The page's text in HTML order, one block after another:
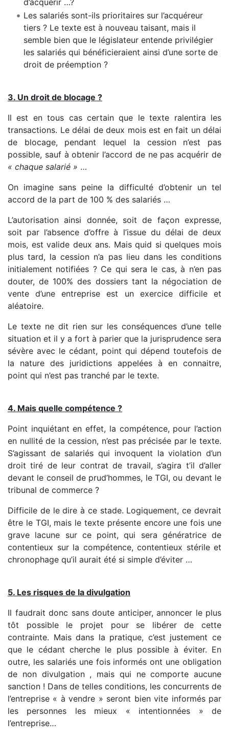
d’acquérir …?
Les salariés sont-ils prioritaires sur l’acquéreur
tiers ? Le texte est à nouveau taisant, mais il
semble bien que le législateur entende privilégier
les salariés qui bénéficieraient ainsi d’une sorte de
droit de préemption ?
3. Un droit de blocage ?
Il est en tous cas certain que le texte ralentira les
transactions. Le délai de deux mois est en fait un délai
de blocage, pendant lequel la cession n’est pas
possible, sauf à obtenir l’accord de ne pas acquérir de
« chaque salarié » …
On imagine sans peine la difficulté d’obtenir un tel
accord de la part de 100 % des salariés …
L’autorisation ainsi donnée, soit de façon expresse,
soit par l’absence d’offre à l’issue du délai de deux
mois, est valide deux ans. Mais quid si quelques mois
plus tard, la cession n’a pas lieu dans les conditions
initialement notifiées ? Ce qui sera le cas, à n’en pas
douter, de 100% des dossiers tant la négociation de
vente d’une entreprise est un exercice difficile et
aléatoire.
Le texte ne dit rien sur les conséquences d’une telle
situation et il y a fort à parier que la jurisprudence sera
sévère avec le cédant, point qui dépend toutefois de
la nature des juridictions appelées à en connaitre,
point qui n’est pas tranché par le texte.
4. Mais quelle compétence ?
Point inquiétant en effet, la compétence, pour l’action
en nullité de la cession, n’est pas précisée par le texte.
S’agissant de salariés qui invoquent la violation d’un
droit tiré de leur contrat de travail, s’agira t’il d’aller
devant le conseil de prud’hommes, le TGI, ou devant le
tribunal de commerce ?
Difficile de le dire à ce stade. Logiquement, ce devrait
être le TGI, mais le texte présente encore une fois une
grave lacune sur ce point, qui sera génératrice de
contentieux sur la compétence, contentieux stérile et
chronophage qu’il aurait été si simple d’éviter …
5. Les risques de la divulgation
Il faudrait donc sans doute anticiper, annoncer le plus
tôt possible le projet pour se libérer de cette
contrainte. Mais dans la pratique, c’est justement ce
que le cédant cherche le plus possible à éviter. En
outre, les salariés une fois informés ont une obligation
de non divulgation , mais qui ne comporte aucune
sanction ! Dans de telles conditions, les concurrents de
l’entreprise « à vendre » seront bien vite informés par
les personnes les mieux « intentionnées » de
l’entreprise…